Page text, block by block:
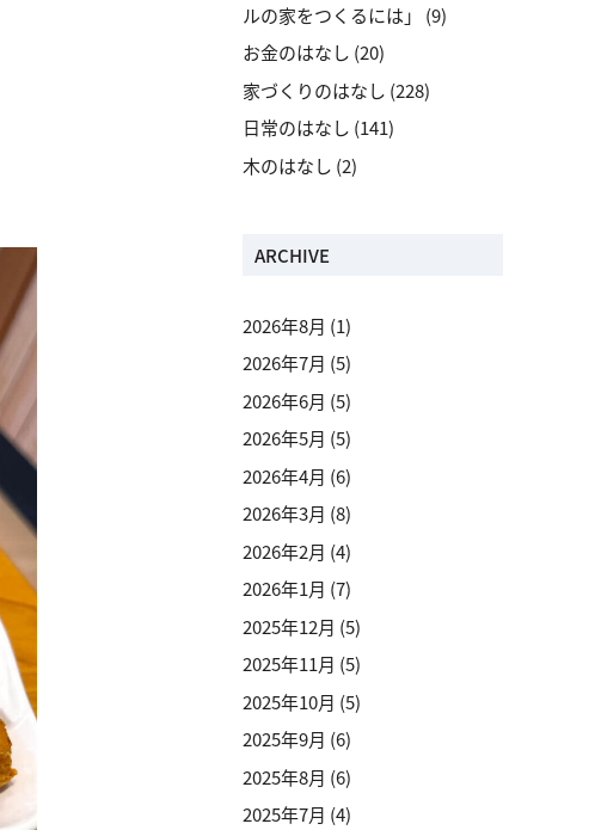
ルの家をつくるには」
(9)
お金のはなし (20)
家づくりのはなし (228)
日常のはなし (141)
木のはなし (2)
ARCHIVE
2026年8月 (1)
2026年7月 (5)
2026年6月 (5)
2026年5月 (5)
2026年4月 (6)
2026年3月 (8)
2026年2月 (4)
2026年1月 (7)
2025年12月 (5)
2025年11月 (5)
2025年10月 (5)
2025年9月 (6)
2025年8月 (6)
2025年7月 (4)